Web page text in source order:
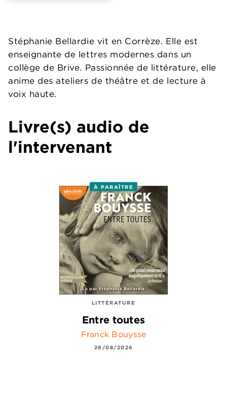
Stéphanie Bellardie vit en Corrèze. Elle est
enseignante de lettres modernes dans un
collège de Brive. Passionnée de littérature, elle
anime des ateliers de théâtre et de lecture à
voix haute.
Livre(s) audio de
l'intervenant
À PARAÎTRE
LITTÉRATURE
Entre toutes
Franck Bouysse
26/08/2026